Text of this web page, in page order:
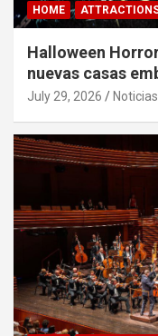
HOME
Halloween
nuevas casas
July 29, 2026